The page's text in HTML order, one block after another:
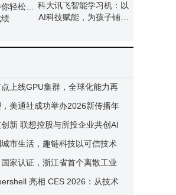
轻松提
科大讯飞智能学习机：以
AI科技赋能，为孩子铺就
上线GPU集群，全球化能力再
美通社成功举办2026新传播年
新 联想控股与所投企业共创AI
市生活，趣链科技以可信技术
家认证，浙江省首个离散工业
亮相 CES 2026：从技术